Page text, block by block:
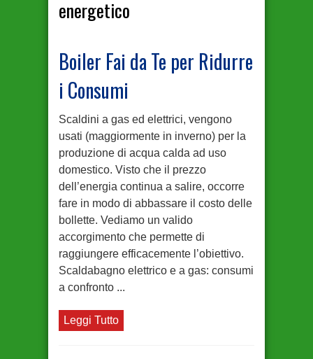
energetico
Boiler Fai da Te per Ridurre
i Consumi
Scaldini a gas ed elettrici, vengono
usati (maggiormente in inverno) per la
produzione di acqua calda ad uso
domestico. Visto che il prezzo
dell’energia continua a salire, occorre
fare in modo di abbassare il costo delle
bollette. Vediamo un valido
accorgimento che permette di
raggiungere efficacemente l’obiettivo.
Scaldabagno elettrico e a gas: consumi
a confronto ...
Leggi Tutto